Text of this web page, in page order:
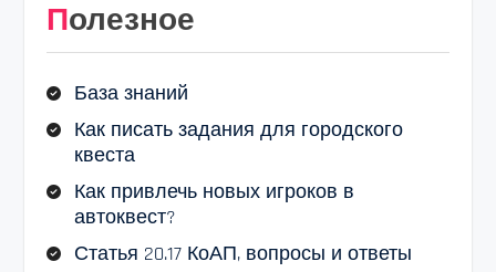
Полезное
База знаний
Как писать задания для городского
квеста
Как привлечь новых игроков в
автоквест?
Статья 20.17 КоАП, вопросы и ответы